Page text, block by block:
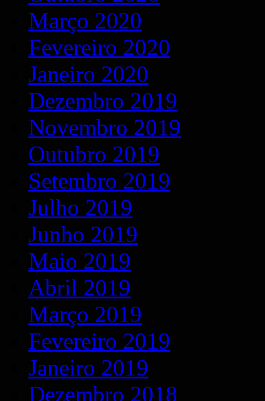
Março 2020
Fevereiro 2020
Janeiro 2020
Dezembro 2019
Novembro 2019
Outubro 2019
Setembro 2019
Julho 2019
Junho 2019
Maio 2019
Abril 2019
Março 2019
Fevereiro 2019
Janeiro 2019
Dezembro 2018